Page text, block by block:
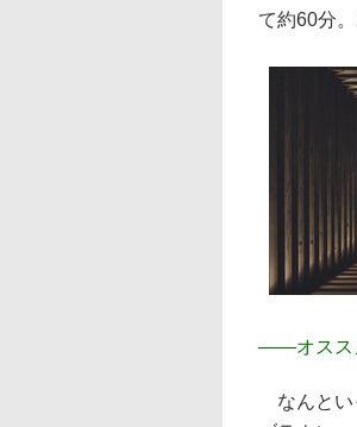
て約60分
――オス
なんとい